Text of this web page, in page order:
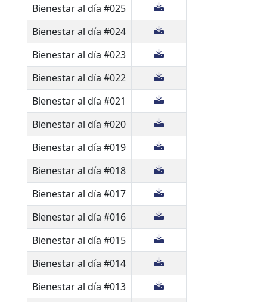
Bienestar al día #025
Bienestar al día #024
Bienestar al día #023
Bienestar al día #022
Bienestar al día #021
Bienestar al día #020
Bienestar al día #019
Bienestar al día #018
Bienestar al día #017
Bienestar al día #016
Bienestar al día #015
Bienestar al día #014
Bienestar al día #013